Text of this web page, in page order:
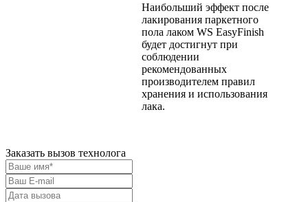
Наибольший эффект после
лакирования паркетного
пола лаком WS EasyFinish
будет достигнут при
соблюдении
рекомендованных
производителем правил
хранения и использования
лака.
Заказать вызов технолога